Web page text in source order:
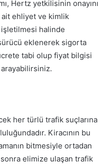
Hertz yetkilisinin onayını
ehliyet ve kimlik
halinde
eklenerek sigorta
tabi olup fiyat bilgisi
her türlü trafik suçlarına
Kiracının bu
bitmesiyle ortadan
elimize ulaşan trafik